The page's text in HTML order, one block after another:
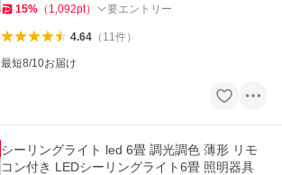
15% （ 1,092pt） 要エントリー
4.64（ 11 件）
最短8/10お届け
シーリングライト led 6畳 調光調色 薄形 リモ
コン付き LEDシーリングライト6畳 照明器具